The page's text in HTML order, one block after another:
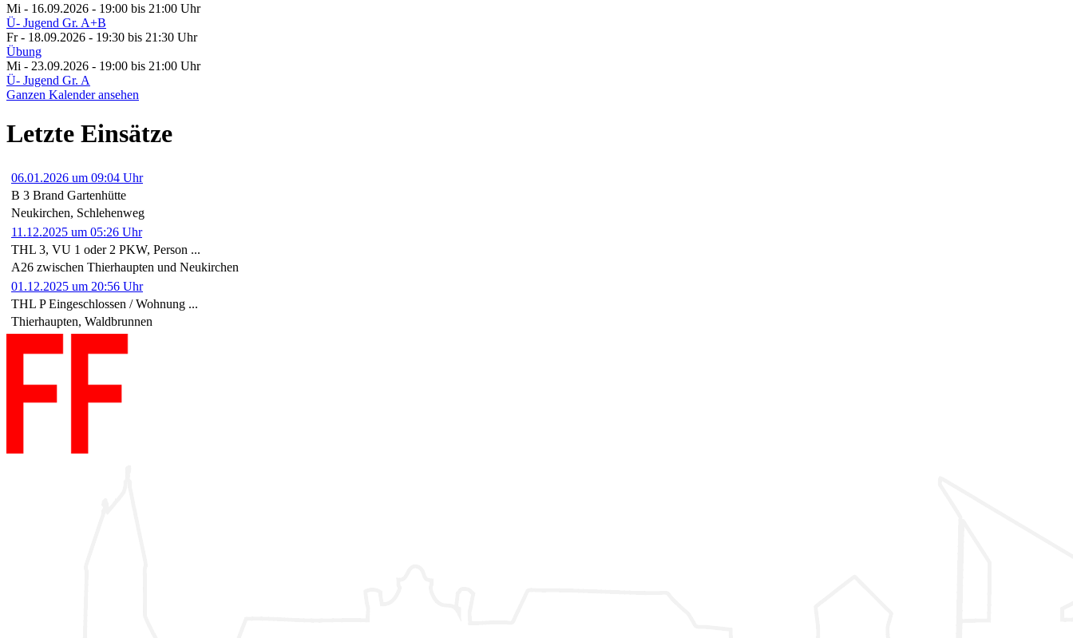
Mi - 16.09.2026 - 19:00 bis 21:00 Uhr
Ü- Jugend Gr. A+B
Fr - 18.09.2026 - 19:30 bis 21:30 Uhr
Übung
Mi - 23.09.2026 - 19:00 bis 21:00 Uhr
Ü- Jugend Gr. A
Ganzen Kalender ansehen
Letzte Einsätze
06.01.2026 um 09:04 Uhr
B 3 Brand Gartenhütte
Neukirchen, Schlehenweg
11.12.2025 um 05:26 Uhr
THL 3, VU 1 oder 2 PKW, Person ...
A26 zwischen Thierhaupten und Neukirchen
01.12.2025 um 20:56 Uhr
THL P Eingeschlossen / Wohnung ...
Thierhaupten, Waldbrunnen